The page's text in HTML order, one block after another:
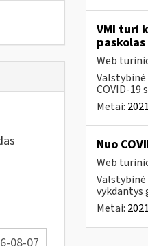
VMI turi
paskolas
Web
Valstybinė
COVID-19
Metai: 2021
Nuo
Web
Valstybinė
vykdantys
Metai: 2021